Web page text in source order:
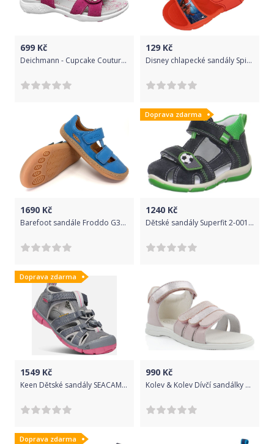
699 Kč
Deichmann - Cupcake Couture Kožené sandály 25 barva fuchsie
129 Kč
Disney chlapecké sandály Spiderman SM13655 22 červená
1690 Kč
Barefoot sandále Froddo G3150197-3 Jeans Velikost: 23
Doprava zdarma
1240 Kč
Dětské sandály Superfit 2-00144-06 (20) - Superfit
Doprava zdarma
1549 Kč
Keen Dětské sandály SEACAMP II CNX K steel grey/rapture rose, Keen, 1020682, šedá - 31
990 Kč
Kolev & Kolev Dívčí sandálky Kolev&Kolev 7192011 Velikost: 28
Doprava zdarma